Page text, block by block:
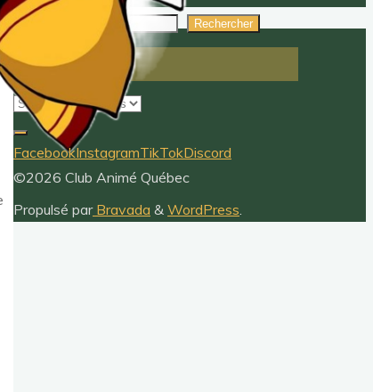
Rechercher
Archives
Archives
FacebookInstagramTikTokDiscord
©2026 Club Animé Québec
Propulsé parBravada & WordPress